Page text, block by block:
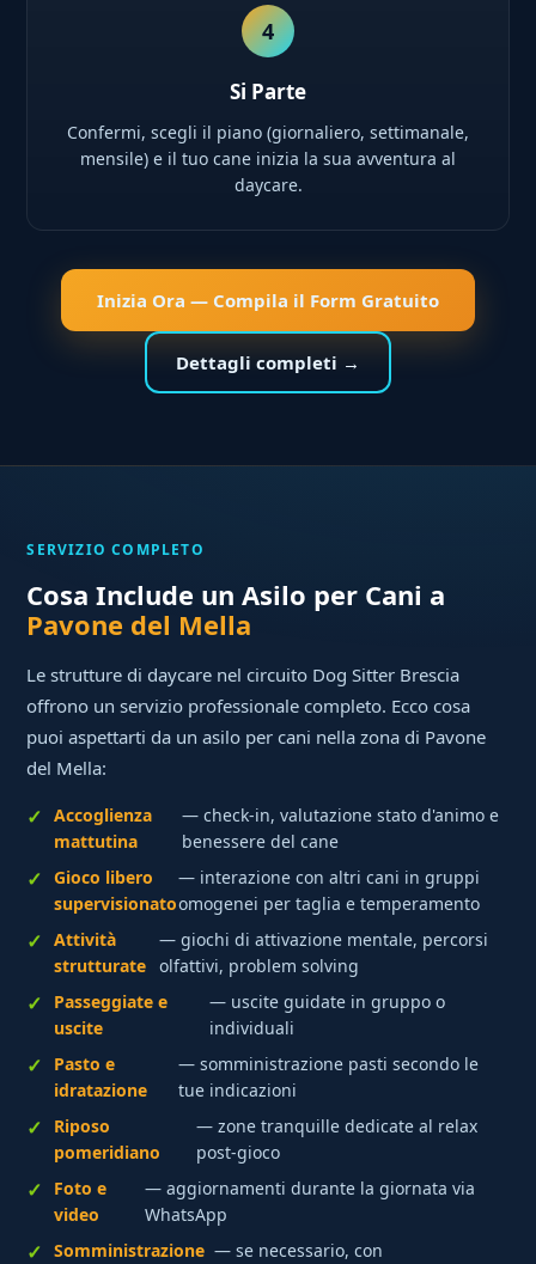
4
Si Parte
Confermi, scegli il piano (giornaliero, settimanale,
mensile) e il tuo cane inizia la sua avventura al
daycare.
Inizia Ora — Compila il Form Gratuito
Dettagli completi →
SERVIZIO COMPLETO
Cosa Include un Asilo per Cani a
Pavone del Mella
Le strutture di daycare nel circuito Dog Sitter Brescia
offrono un servizio professionale completo. Ecco cosa
puoi aspettarti da un asilo per cani nella zona di Pavone
del Mella:
Accoglienza
mattutina
— check-in, valutazione stato d'animo e
benessere del cane
Gioco libero
supervisionato
— interazione con altri cani in gruppi
omogenei per taglia e temperamento
Attività
strutturate
— giochi di attivazione mentale, percorsi
olfattivi, problem solving
Passeggiate e
uscite
— uscite guidate in gruppo o
individuali
Pasto e
idratazione
— somministrazione pasti secondo le
tue indicazioni
Riposo
pomeridiano
— zone tranquille dedicate al relax
post-gioco
Foto e
video
— aggiornamenti durante la giornata via
WhatsApp
Somministrazione — se necessario, con